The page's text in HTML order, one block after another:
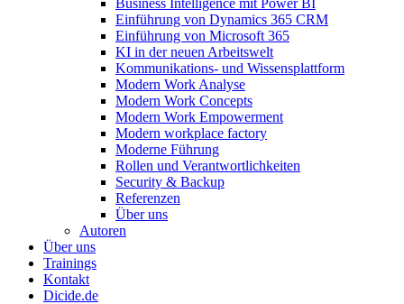
Business Intelligence mit Power BI
Einführung von Dynamics 365 CRM
Einführung von Microsoft 365
KI in der neuen Arbeitswelt
Kommunikations- und Wissensplattform
Modern Work Analyse
Modern Work Concepts
Modern Work Empowerment
Modern workplace factory
Moderne Führung
Rollen und Verantwortlichkeiten
Security & Backup
Referenzen
Über uns
Autoren
Über uns
Trainings
Kontakt
Dicide.de